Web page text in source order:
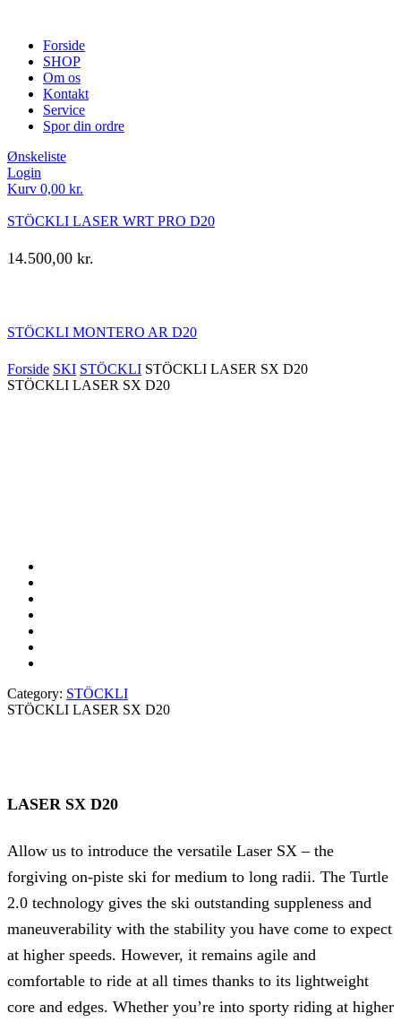
Forside
SHOP
Om os
Kontakt
Service
Spor din ordre
Ønskeliste
Login
Kurv 0,00 kr.
STÖCKLI LASER WRT PRO D20
14.500,00 kr.
STÖCKLI MONTERO AR D20
Forside SKI STÖCKLI STÖCKLI LASER SX D20
STÖCKLI LASER SX D20
Category: STÖCKLI
STÖCKLI LASER SX D20
LASER SX D20
Allow us to introduce the versatile Laser SX – the
forgiving on-piste ski for medium to long radii. The Turtle
2.0 technology gives the ski outstanding suppleness and
maneuverability with the stability you have come to expect
at higher speeds. However, it remains agile and
comfortable to ride at all times thanks to its lightweight
core and edges. Whether you’re into sporty riding at higher